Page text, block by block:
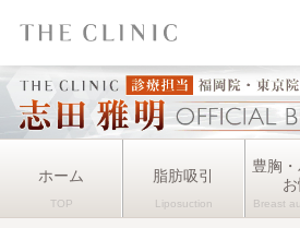
ホーム 脂肪吸引
豊胸